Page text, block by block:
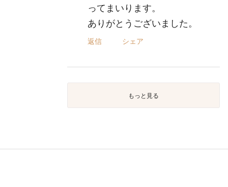
ってまいります。
ありがとうございました。
返信 シェア
もっと見る